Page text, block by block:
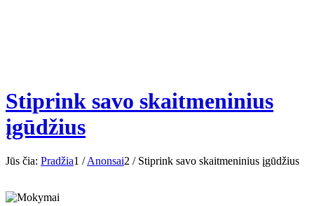
Stiprink savo skaitmeninius
įgūdžius
Jūs čia: Pradžia1 / Anonsai2 / Stiprink savo skaitmeninius įgūdžius